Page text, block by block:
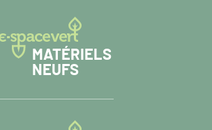
MATÉRIELS
NEUFS